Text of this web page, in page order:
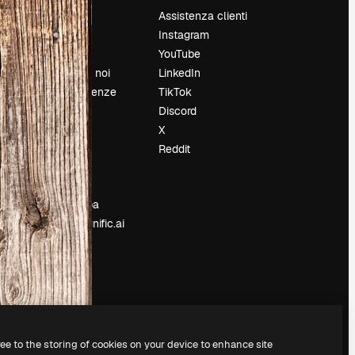
Prezzi
Chi siamo
Recensioni
Lavora con noi
Cerca tendenze
Blog
Eventi
Slidesgo
Vendi i tuoi
contenuti
Sala stampa
Cerchi magnific.ai
Assistenza clienti
Instagram
YouTube
LinkedIn
TikTok
Discord
X
Reddit
to the storing of cookies on your device to enhance site